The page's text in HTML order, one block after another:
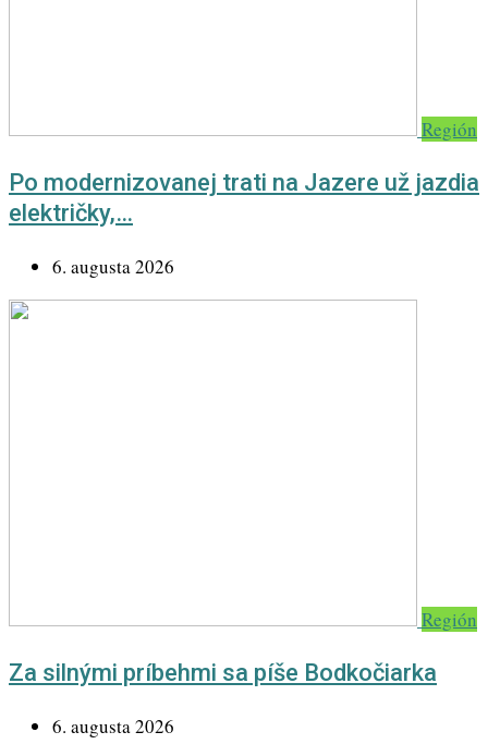
Región
Po modernizovanej trati na Jazere už jazdia
električky,…
6. augusta 2026
Región
Za silnými príbehmi sa píše Bodkočiarka
6. augusta 2026